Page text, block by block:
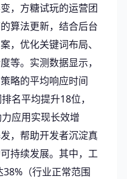
，方糖试玩的运营团
算法更新，结合后台
，优化关键词布局、
等。实测数据显示，
略的平均响应时间
名平均提升18位，
应用实现长效增
，帮助开发者沉淀真
持续发展。其中，工
（行业正常范围